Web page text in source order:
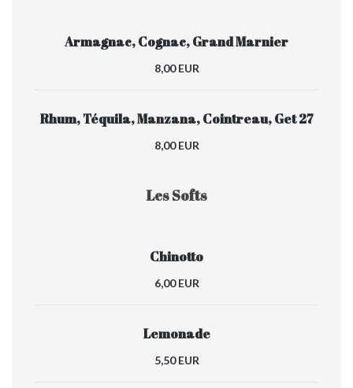
Armagnac, Cognac, Grand Marnier
8,00 EUR
Rhum, Téquila, Manzana, Cointreau, Get 27
8,00 EUR
Les Softs
Chinotto
6,00 EUR
Lemonade
5,50 EUR